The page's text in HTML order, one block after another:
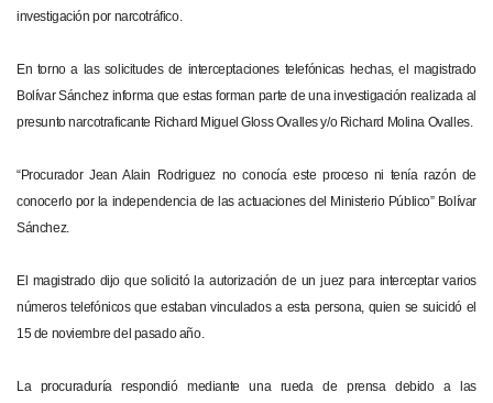
investigación por narcotráfico.
En torno a las solicitudes de interceptaciones telefónicas hechas, el magistrado
Bolívar Sánchez informa que estas forman parte de una investigación realizada al
presunto narcotraficante Richard Miguel Gloss Ovalles y/o Richard Molina Ovalles.
“Procurador Jean Alain Rodriguez no conocía este proceso ni tenía razón de
conocerlo por la independencia de las actuaciones del Ministerio Público” Bolívar
Sánchez.
El magistrado dijo que solicitó la autorización de un juez para interceptar varios
números telefónicos que estaban vinculados a esta persona, quien se suicidó el
15 de noviembre del pasado año.
La procuraduría respondió mediante una rueda de prensa debido a las